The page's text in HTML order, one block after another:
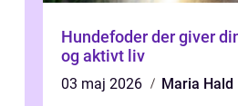
Hundefoder der giver
og aktivt liv
03 maj 2026
Maria Hald